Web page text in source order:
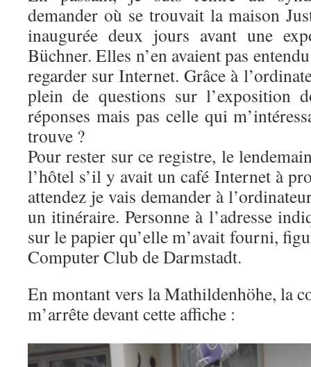
demander où se trouvait la maison
inaugurée deux jours avant une
Büchner. Elles n’en avaient pas
regarder sur Internet. Grâce à
plein de questions sur l’exposition
réponses mais pas celle qui
trouve ?
Pour rester sur ce registre, le
l’hôtel s’il y avait un café Internet à
attendez je vais demander à
un itinéraire. Personne à l’adresse
sur le papier qu’elle m’avait fourni,
Computer Club de Darmstadt.
En montant vers la Mathildenhöhe, la
m’arrête devant cette affiche :